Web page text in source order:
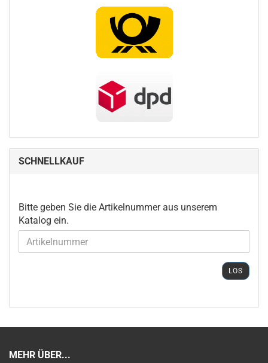
SCHNELLKAUF
BITTE
GEBEN
SIE
DIE
Bitte geben Sie die Artikelnummer aus unserem
Katalog ein.
LOS
MEHR ÜBER...